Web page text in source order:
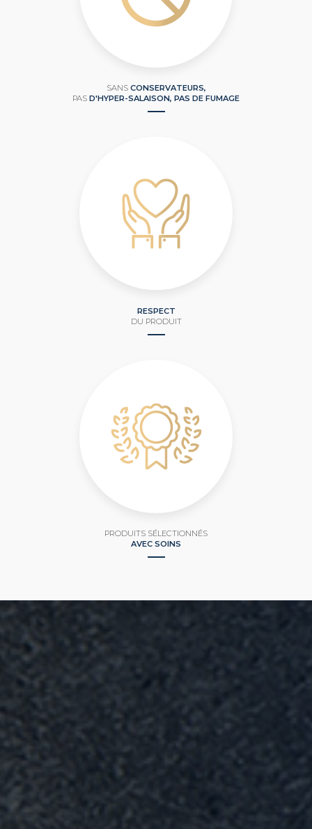
SANS CONSERVATEURS,
PAS D'HYPER-SALAISON, PAS DE FUMAGE
RESPECT
DU PRODUIT
PRODUITS SÉLECTIONNÉS
AVEC SOINS